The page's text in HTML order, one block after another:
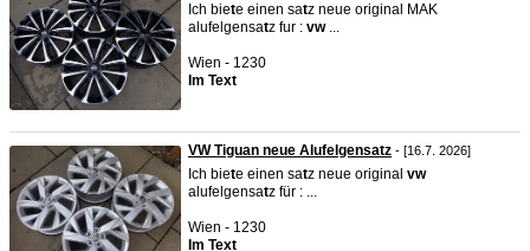
Ich biete einen satz neue original MAK
alufelgensatz fur : vw...
Wien - 1230
Im Text
VW Tiguan neue Alufelgensatz - [16.7. 2026]
Ich biete einen satz neue original vw
alufelgensatz für : ...
Wien - 1230
Im Text